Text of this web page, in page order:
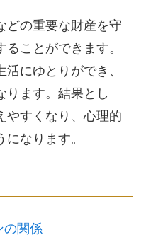
どの重要な財産を守
ことができます。
にゆとりができ、
ります。結果とし
やすくなり、心理的
なります。
の関係